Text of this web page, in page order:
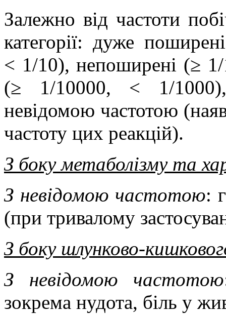
Залежно від частоти
категорії: дуже
< 1/10), непоширені (≥
(≥ 1/10000, < 1/
невідомою частотою
частоту цих реакцій).
З боку метаболізму та
З невідомою частотою:
(при тривалому
З боку шлунково-
З невідомою частотою
зокрема нудота, біль у